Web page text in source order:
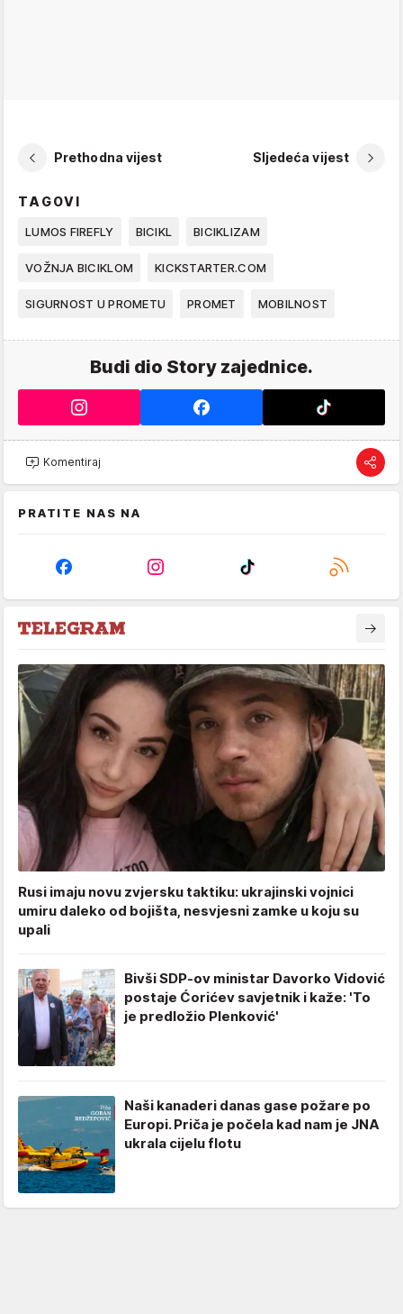
Prethodna vijest Sljedeća vijest
TAGOVI
LUMOS FIREFLY BICIKL BICIKLIZAM
VOŽNJA BICIKLOM KICKSTARTER.COM
SIGURNOST U PROMETU PROMET MOBILNOST
Budi dio Story zajednice.
Komentiraj
PRATITE NAS NA
Rusi imaju novu zvjersku taktiku: ukrajinski vojnici
umiru daleko od bojišta, nesvjesni zamke u koju su
upali
Bivši SDP-ov ministar Davorko Vidović
postaje Ćorićev savjetnik i kaže: 'To
je predložio Plenković'
Naši kanaderi danas gase požare po
Europi. Priča je počela kad nam je JNA
ukrala cijelu flotu